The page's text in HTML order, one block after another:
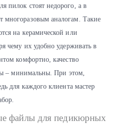
пилок стоят недорого, а в
многоразовым аналогам. Такие
на керамической или
чему их удобно удерживать в
комфортно, качество
– минимальны. При этом,
для каждого клиента мастер
файлы для педикюрных